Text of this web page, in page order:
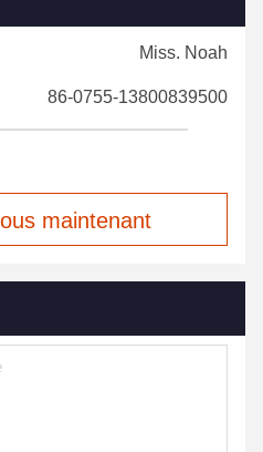
Miss. Noah
86-0755-13800839500
maintenant